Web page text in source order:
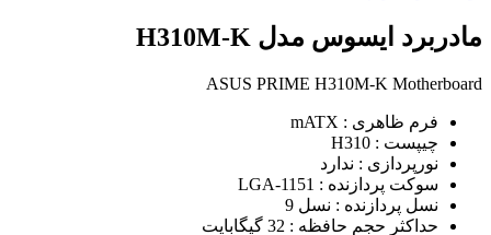
مادربرد ایسوس مدل H310M-K
ASUS PRIME H310M-K Motherboard
فرم ظاهری : mATX
چیپست : H310
نورپردازی : ندارد
سوکت پردازنده : LGA-1151
نسل پردازنده : نسل 9
حداکثر حجم حافظه : 32 گیگابایت